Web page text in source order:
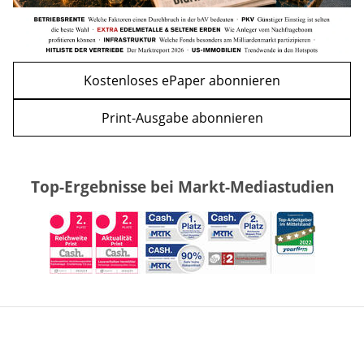
Kostenloses ePaper abonnieren
Print-Ausgabe abonnieren
Top-Ergebnisse bei Markt-Mediastudien